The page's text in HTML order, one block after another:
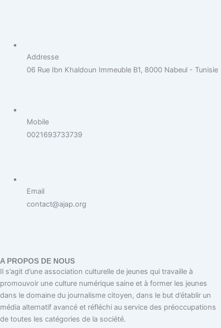
Addresse
06 Rue Ibn Khaldoun Immeuble B1, 8000 Nabeul - Tunisie
Mobile
0021693733739
Email
contact@ajap.org
A PROPOS DE NOUS
Il s’agit d’une association culturelle de jeunes qui travaille à
promouvoir une culture numérique saine et à former les jeunes
dans le domaine du journalisme citoyen, dans le but d’établir un
média alternatif avancé et réfléchi au service des préoccupations
de toutes les catégories de la société.